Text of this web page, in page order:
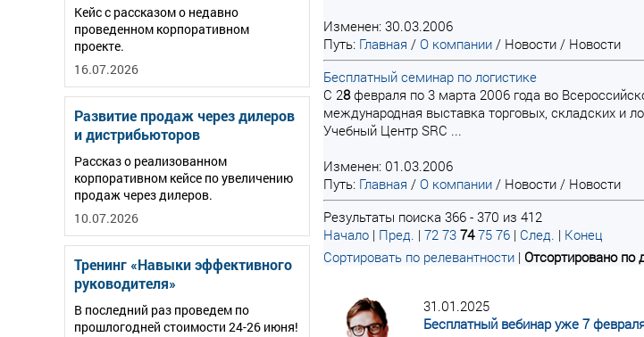
Кейс с рассказом о недавно
проведенном корпоративном
проекте.
16.07.2026
Развитие продаж через дилеров
и дистрибьюторов
Рассказ о реализованном
корпоративном кейсе по увеличению
продаж через дилеров.
10.07.2026
Тренинг «Навыки эффективного
руководителя»
В последний раз проведем по
прошлогодней стоимости 24-26 июня!
Изменен: 30.03.2006
Путь: Главная / О компании / Новости / Новости
Бесплатный семинар по логистике
С 28февраля по 3 марта 2006 года во
международная выставка торговых, складских и
Учебный Центр SRC ...
Изменен: 01.03.2006
Путь: Главная / О компании / Новости / Новости
Результаты поиска 366 - 370 из 412
Начало | Пред. | 72 73 74 75 76 | След. | Конец
Сортировать по релевантности | Отсортировано по
31.01.2025
Бесплатный вебинар уже 7